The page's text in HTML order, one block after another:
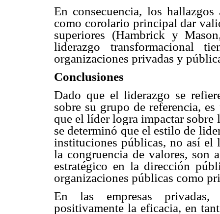
En consecuencia, los
como corolario principal dar
superiores (Hambrick y
liderazgo transformacional
organizaciones privadas y
Conclusiones
Dado que el liderazgo se
sobre su grupo de referencia,
que el líder logra impactar sobre
se determinó que el estilo de
instituciones públicas, no así el
la congruencia de valores, son
estratégico en la dirección
organizaciones públicas como
En las empresas privadas,
positivamente la eficacia, en